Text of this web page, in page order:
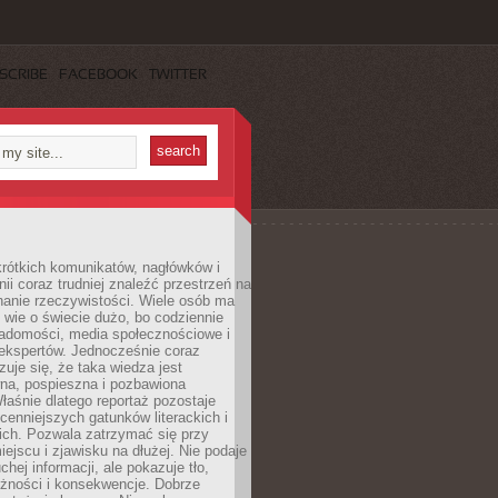
FACEBOOK TWITTER
komunikatów, nagłówków i
coraz trudniej znaleźć przestrzeń na
rzeczywistości. Wiele osób ma
o świecie dużo, bo codziennie
media społecznościowe i
Jednocześnie coraz
się, że taka wiedza jest
pospieszna i pozbawiona
dlatego reportaż pozostaje
gatunków literackich i
Pozwala zatrzymać się przy
i zjawisku na dłużej. Nie podaje
informacji, ale pokazuje tło,
i konsekwencje. Dobrze